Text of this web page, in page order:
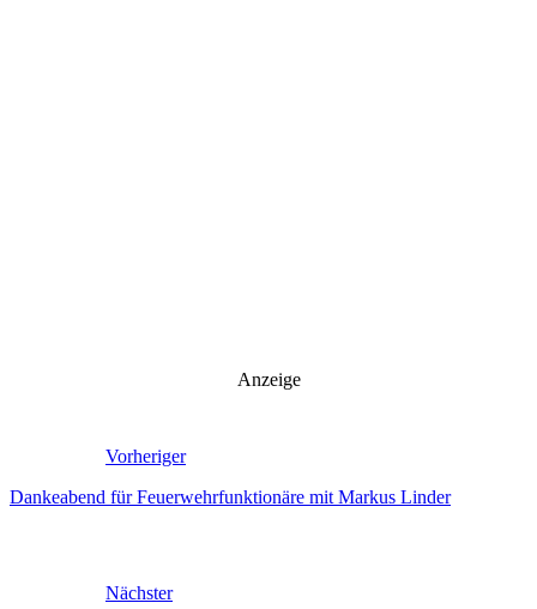
Anzeige
Vorheriger
Dankeabend für Feuerwehrfunktionäre mit Markus Linder
Nächster